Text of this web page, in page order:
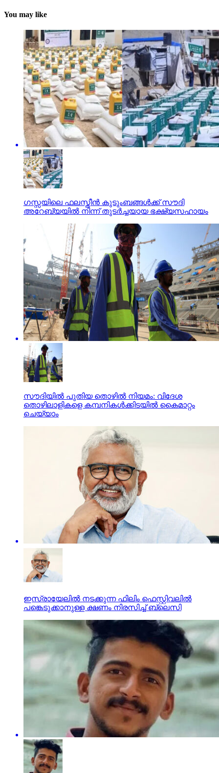
You may like
ഗസ്സയിലെ ഫലസ്തീന്‍ കുടുംബങ്ങള്‍ക്ക് സൗദി
അറേബ്യയില്‍ നിന്ന് തുടര്‍ച്ചയായ ഭക്ഷ്യസഹായം
സൗദിയില്‍ പുതിയ തൊഴില്‍ നിയമം: വിദേശ
തൊഴിലാളികളെ കമ്പനികള്‍ക്കിടയില്‍ കൈമാറ്റം
ചെയ്യാം
ഇസ്രായേലില്‍ നടക്കുന്ന ഫിലിം ഫെസ്റ്റിവലില്‍
പങ്കെടുക്കാനുള്ള ക്ഷണം നിരസിച്ച് ബ്ലെസി